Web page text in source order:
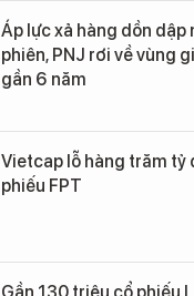
Áp lực xả hàng dồn dập
phiên, PNJ rơi về vùng
gần 6 năm
Vietcap lỗ hàng trăm tỷ
phiếu FPT